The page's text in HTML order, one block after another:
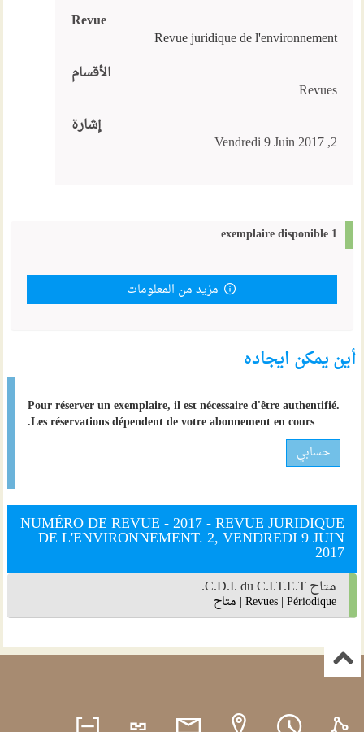
Revue
Revue juridique de l'environnement
الأقسام
Revues
إشارة
2, Vendredi 9 Juin 2017
1 exemplaire disponible
مزيد من المعلومات
أين يمكن ايجاده
Pour réserver un exemplaire, il est nécessaire d'être authentifié.
Les réservations dépendent de votre abonnement en cours.
حسابي
NUMÉRO DE REVUE - 2017 - REVUE JURIDIQUE
DE L'ENVIRONNEMENT. 2, VENDREDI 9 JUIN
2017
متاح C.D.I. du C.I.T.E.T.
Revues|Périodique
| متاح